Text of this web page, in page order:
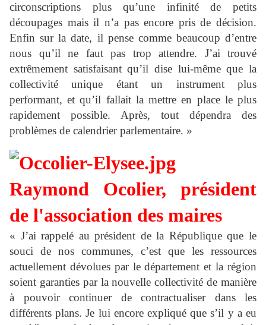
circonscriptions plus qu’une infinité de petits
découpages mais il n’a pas encore pris de décision.
Enfin sur la date, il pense comme beaucoup d’entre
nous qu’il ne faut pas trop attendre. J’ai trouvé
extrêmement satisfaisant qu’il dise lui-même que la
collectivité unique étant un instrument plus
performant, et qu’il fallait la mettre en place le plus
rapidement possible. Après, tout dépendra des
problèmes de calendrier parlementaire. »
Raymond Ocolier, président
de l'association des maires
« J’ai rappelé au président de la République que le
souci de nos communes, c’est que les ressources
actuellement dévolues par le département et la région
soient garanties par la nouvelle collectivité de manière
à pouvoir continuer de contractualiser dans les
différents plans. Je lui encore expliqué que s’il y a eu